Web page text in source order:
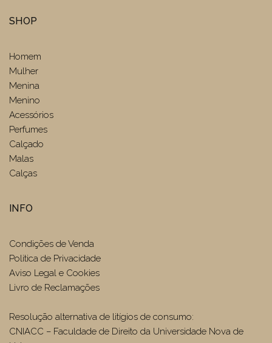
SHOP
Homem
Mulher
Menina
Menino
Acessórios
Perfumes
Calçado
Malas
Calças
INFO
Condições de Venda
Politica de Privacidade
Aviso Legal e Cookies
Livro de Reclamações
Resolução alternativa de litígios de consumo:
CNIACC – Faculdade de Direito da Universidade Nova de